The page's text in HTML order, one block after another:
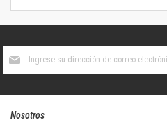
boletín
Nosotros